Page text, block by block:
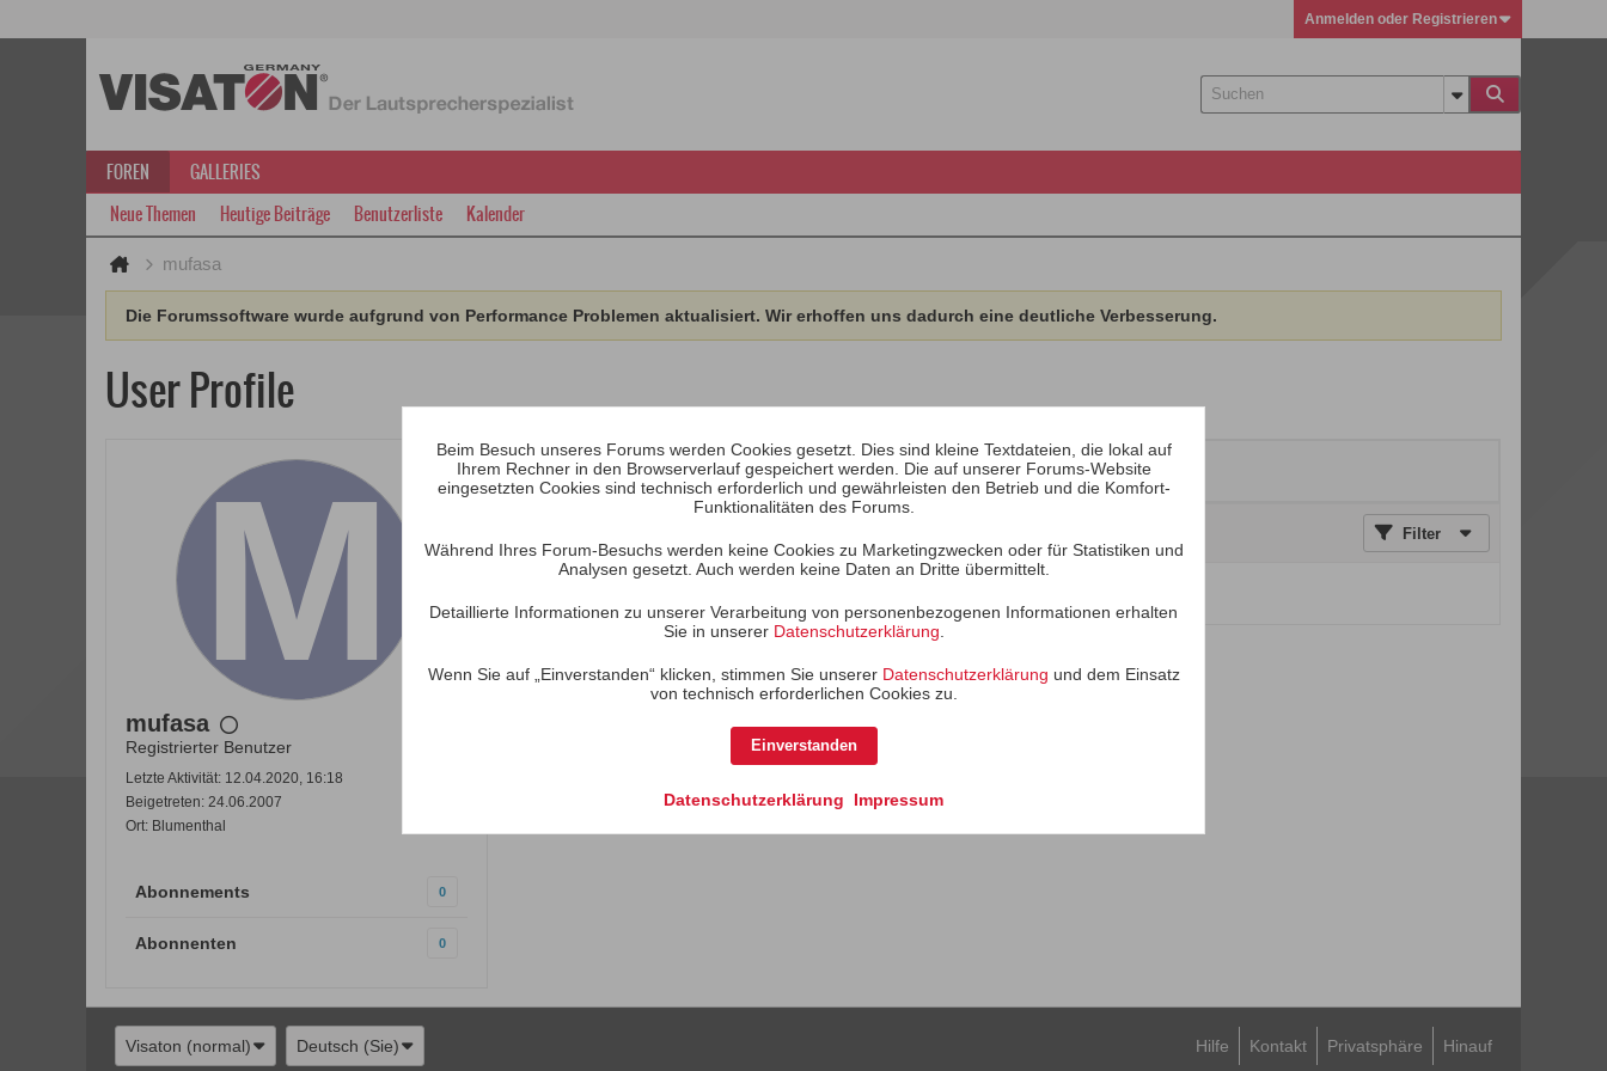
Anmelden oder Registrieren
FOREN
GALLERIES
Neue Themen
Heutige Beiträge Benutzerliste Kalender
mufasa
Die Forumssoftware wurde aufgrund von Performance Problemen aktualisiert. Wir erhoffen uns dadurch eine deutliche Verbesserung.
User Profile
mufasa
Registrierter Benutzer
Letzte Aktivität: 12.04.2020, 16:18
Beigetreten: 24.06.2007
Ort: Blumenthal
Abonnements 0
Abonnenten 0
Aktivitäten Über Medien
Filter
Visaton (normal) Deutsch (Sie) Hilfe Kontakt Privatsphäre Hinauf
Beim Besuch unseres Forums werden Cookies gesetzt. Dies sind kleine Textdateien, die lokal auf
Ihrem Rechner in den Browserverlauf gespeichert werden. Die auf unserer Forums-Website
eingesetzten Cookies sind technisch erforderlich und gewährleisten den Betrieb und die Komfort-
Funktionalitäten des Forums.
Während Ihres Forum-Besuchs werden keine Cookies zu Marketingzwecken oder für Statistiken und
Analysen gesetzt. Auch werden keine Daten an Dritte übermittelt.
Detaillierte Informationen zu unserer Verarbeitung von personenbezogenen Informationen erhalten
Sie in unserer Datenschutzerklärung
Wenn Sie auf „Einverstanden“ klicken, stimmen Sie unserer Datenschutzerklärung und dem Einsatz
von technisch erforderlichen Cookies zu.
Datenschutzerklärung Impressum
Einverstanden